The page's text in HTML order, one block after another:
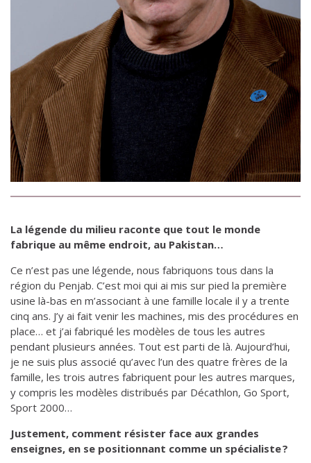
La légende du milieu raconte que tout le monde
fabrique au même endroit, au Pakistan…
Ce n’est pas une légende, nous fabriquons tous dans la
région du Penjab. C’est moi qui ai mis sur pied la première
usine là-bas en m’associant à une famille locale il y a trente
cinq ans. J’y ai fait venir les machines, mis des procédures en
place… et j’ai fabriqué les modèles de tous les autres
pendant plusieurs années. Tout est parti de là. Aujourd’hui,
je ne suis plus associé qu’avec l’un des quatre frères de la
famille, les trois autres fabriquent pour les autres marques,
y compris les modèles distribués par Décathlon, Go Sport,
Sport 2000…
Justement, comment résister face aux grandes
enseignes, en se positionnant comme un spécialiste ?